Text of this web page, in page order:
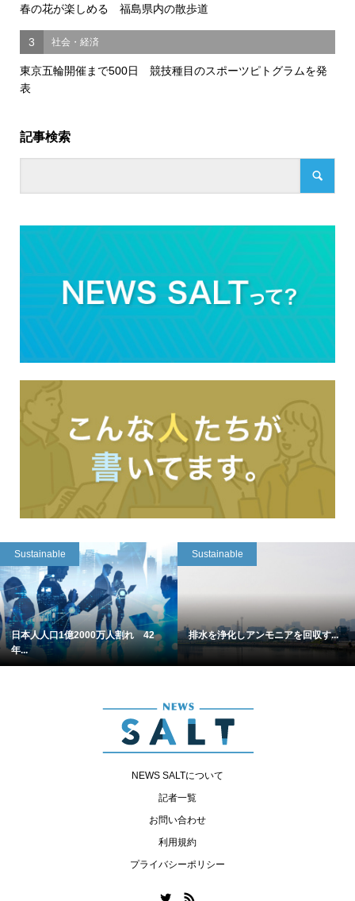
春の花が楽しめる 福島県内の散歩道
3 社会・経済
東京五輪開催まで500日 競技種目のスポーツピトグラムを発
表
記事検索
Sustainable
日本人人口1億2000万人割れ 42
年...
Sustainable
排水を浄化しアンモニアを回収す...
NEWS SALTについて
記者一覧
お問い合わせ
利用規約
プライバシーポリシー